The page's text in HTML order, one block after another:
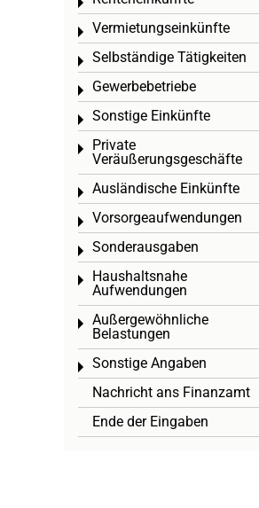
Toggle menu
Vermietungseinkünfte
Toggle menu
Selbständige Tätigkeiten
Toggle menu
Gewerbebetriebe
Toggle menu
Sonstige Einkünfte
Toggle menu
Private
Veräußerungsgeschäfte
Toggle menu
Ausländische Einkünfte
Toggle menu
Vorsorgeaufwendungen
Toggle menu
Sonderausgaben
Toggle menu
Haushaltsnahe
Aufwendungen
Toggle menu
Außergewöhnliche
Belastungen
Toggle menu
Sonstige Angaben
Toggle menu
Nachricht ans Finanzamt
Ende der Eingaben